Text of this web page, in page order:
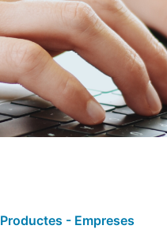
Productes - Empreses